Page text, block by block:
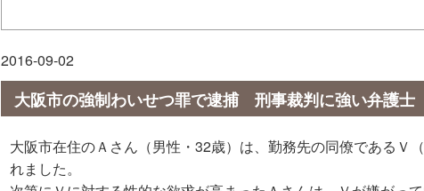
2016-09-02
大阪市の強制わいせつ罪で逮捕 刑事裁判に強い弁護士
大阪市在住のＡさん（男性・32歳）は、勤務先の同僚であるＶ
れました。